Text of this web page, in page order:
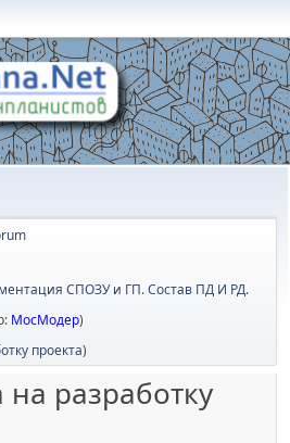
СПОЗУ и ГП. Состав ПД И РД.
МосМодер)
проекта)
разработку